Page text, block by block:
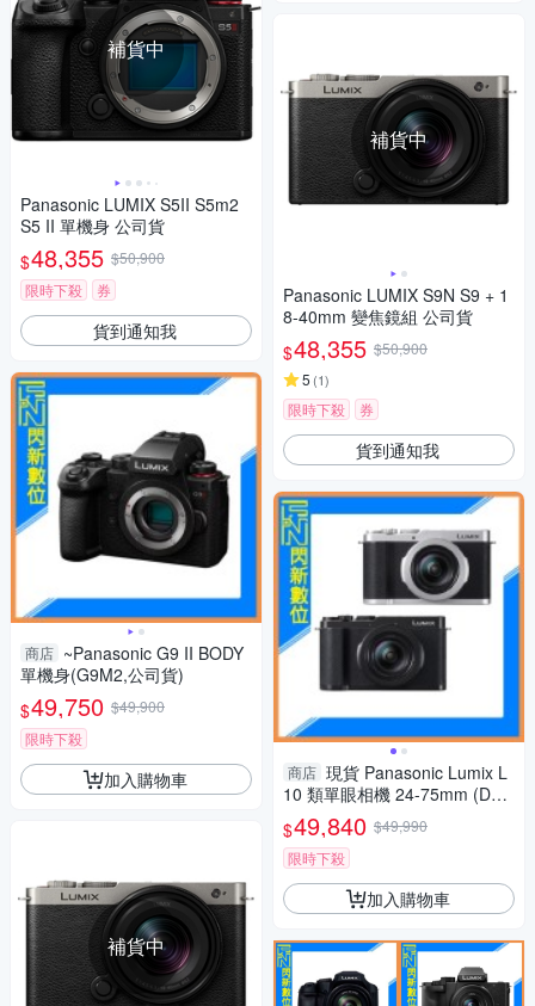
補貨中
Panasonic LUMIX S5II S5m2
S5 II 單機身 公司貨
$48,355 $50,900
限時下殺
券
貨到通知我
商店 ~Panasonic G9 II BODY
單機身(G9M2,公司貨)
$49,750 $49,900
限時下殺
加入購物車
補貨中
補貨中
Panasonic LUMIX S9N S9 + 1
8-40mm 變焦鏡組 公司貨
$48,355 $50,900
5 (1)
限時下殺 券
貨到通知我
商店 現貨 Panasonic Lumix L
10 類單眼相機 24-75mm (DC-
L10,公司貨)
$49,840 $49,990
限時下殺
加入購物車